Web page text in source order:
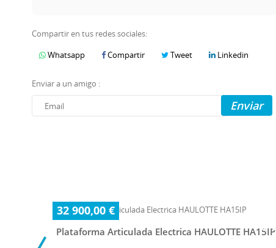
Compartir en tus redes sociales:
Whatsapp
Compartir Tweet Linkedin
Enviar a un amigo :
Enviar
32 900,00 €
Plataforma Articulada Electrica HAULOTTE HA15IP